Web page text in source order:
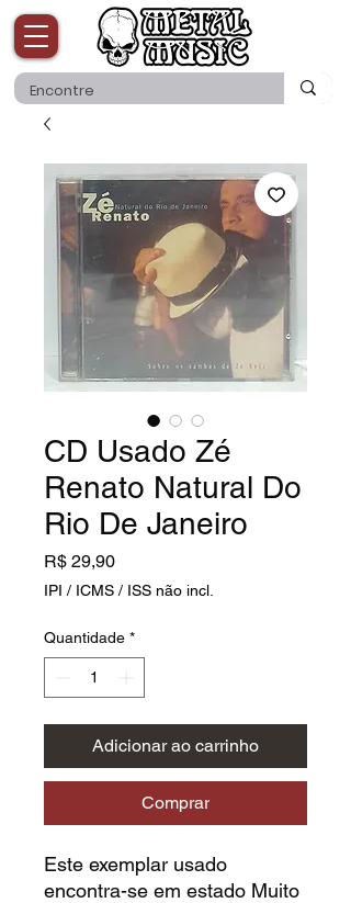
CD Usado Zé
Renato Natural Do
Rio De Janeiro
R$ 29,90Preço
IPI / ICMS / ISS não incl.
Quantidade *
Adicionar ao carrinho
Comprar
Este exemplar usado
encontra-se em estado Muito